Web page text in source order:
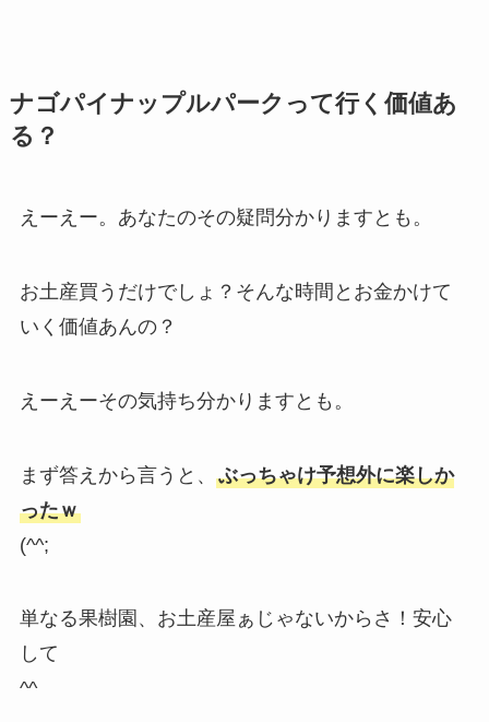
ナゴパイナップルパークって行く価値あ
る？
えーえー。あなたのその疑問分かりますとも。
お土産買うだけでしょ？そんな時間とお金かけて
いく価値あんの？
えーえーその気持ち分かりますとも。
まず答えから言うと、 ぶっちゃけ予想外に楽しか
ったｗ
(^^;
単なる果樹園、お土産屋ぁじゃないからさ！安心
して
^^